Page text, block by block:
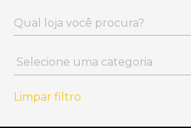
Limpar filtro